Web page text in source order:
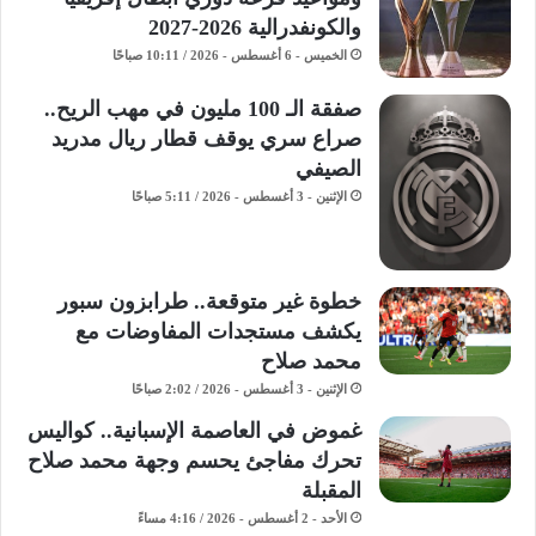
والكونفدرالية 2026-2027
الخميس - 6 أغسطس - 2026 / 10:11 صباحًا
صفقة الـ 100 مليون في مهب الريح..
صراع سري يوقف قطار ريال مدريد
الصيفي
الإثنين - 3 أغسطس - 2026 / 5:11 صباحًا
خطوة غير متوقعة.. طرابزون سبور
يكشف مستجدات المفاوضات مع
محمد صلاح
الإثنين - 3 أغسطس - 2026 / 2:02 صباحًا
غموض في العاصمة الإسبانية.. كواليس
تحرك مفاجئ يحسم وجهة محمد صلاح
المقبلة
الأحد - 2 أغسطس - 2026 / 4:16 مساءً